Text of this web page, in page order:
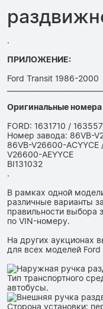
.
ПРИЛОЖЕНИЕ:
Ford Transit 1986-2000
Оригинальные номера
FORD: 1631710 /
Номер завода: 86VB-
86VB-V26600-
V26600-AEYYCE
BI131032
.
В рамках одной
различные варианты
правильности выбора
по VIN-номеру.
На других аукционах
для всех моделей Ford